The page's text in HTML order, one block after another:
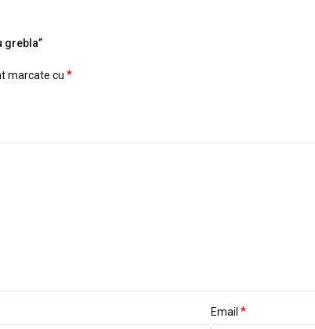
grebla”
marcate cu *
Email *